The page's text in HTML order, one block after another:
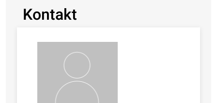
Kontakt